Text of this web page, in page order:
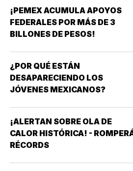
¡PEMEX ACUMULA APOYOS
FEDERALES POR MÁS DE 3
BILLONES DE PESOS!
¿POR QUÉ ESTÁN
DESAPARECIENDO LOS
JÓVENES MEXICANOS?
¡ALERTAN SOBRE OLA DE
CALOR HISTÓRICA! -
RÉCORDS